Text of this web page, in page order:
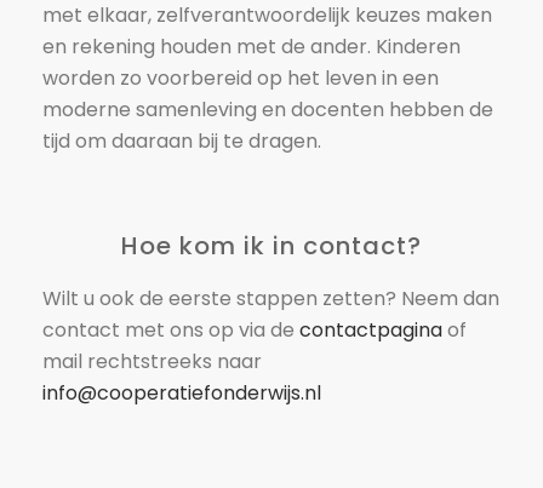
met elkaar, zelfverantwoordelijk keuzes maken
en rekening houden met de ander. Kinderen
worden zo voorbereid op het leven in een
moderne samenleving en docenten hebben de
tijd om daaraan bij te dragen.
Hoe kom ik in contact?
Wilt u ook de eerste stappen zetten? Neem dan
contact met ons op via de contactpaginaof
mail rechtstreeks naar
info@cooperatiefonderwijs.nl